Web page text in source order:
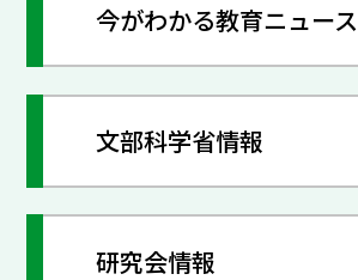
今がわかる教育ニュース
文部科学省情報
研究会情報